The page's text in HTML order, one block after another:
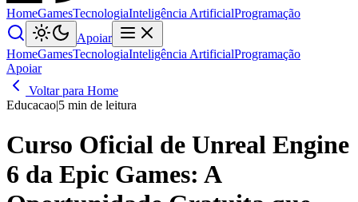
HomeGamesTecnologiaInteligência ArtificialProgramação
Apoiar
HomeGamesTecnologiaInteligência ArtificialProgramação
Apoiar
Voltar para Home
Educacao|5 min de leitura
Curso Oficial de Unreal Engine
6 da Epic Games: A